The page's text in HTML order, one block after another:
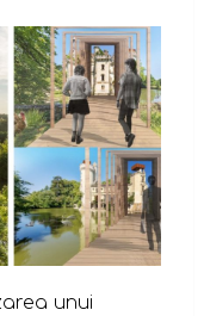
unui